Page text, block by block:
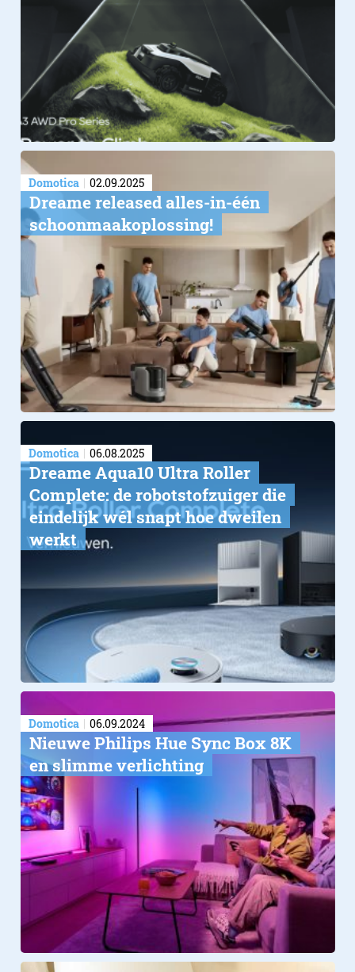
Domotica 02.09.2025
Dreame released alles-in-één
schoonmaakoplossing!
Domotica 06.08.2025
Dreame Aqua10 Ultra Roller
Complete: de robotstofzuiger die
eindelijk wél snapt hoe dweilen
werkt
Domotica 06.09.2024
Nieuwe Philips Hue Sync Box 8K
en slimme verlichting